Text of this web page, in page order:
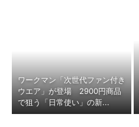
ワークマン「次世代ファン付き
ウエア」が登場 2900円商品
で狙う「日常使い」の新...